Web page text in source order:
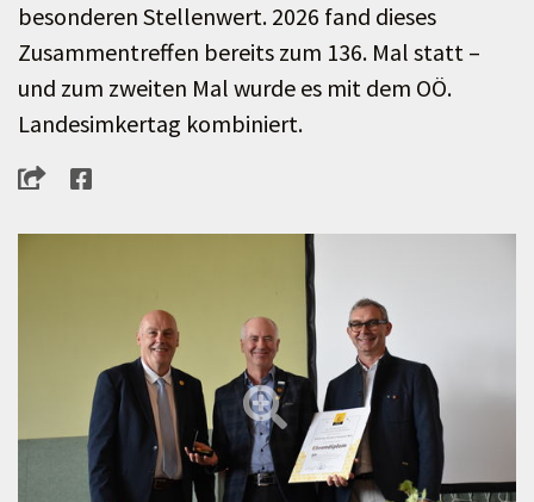
besonderen Stellenwert. 2026 fand dieses
Zusammentreffen bereits zum 136. Mal statt –
und zum zweiten Mal wurde es mit dem OÖ.
Landesimkertag kombiniert.